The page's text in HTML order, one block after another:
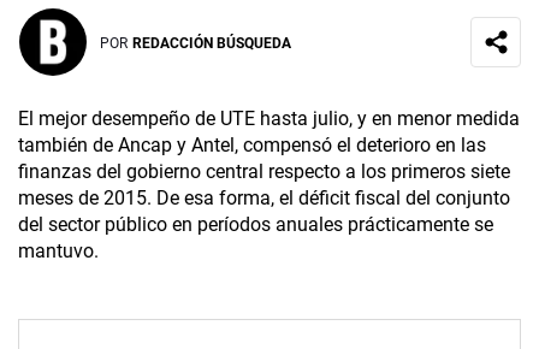
POR REDACCIÓN BÚSQUEDA
El mejor desempeño de UTE hasta julio, y en menor medida
también de Ancap y Antel, compensó el deterioro en las
finanzas del gobierno central respecto a los primeros siete
meses de 2015. De esa forma, el déficit fiscal del conjunto
del sector público en períodos anuales prácticamente se
mantuvo.